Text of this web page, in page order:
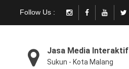
Follow Us :
Jasa Media Interaktif
Sukun - Kota Malang